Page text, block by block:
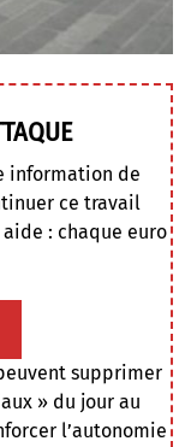
information de
ce travail
: chaque euro
supprimer
» du jour au
l’autonomie